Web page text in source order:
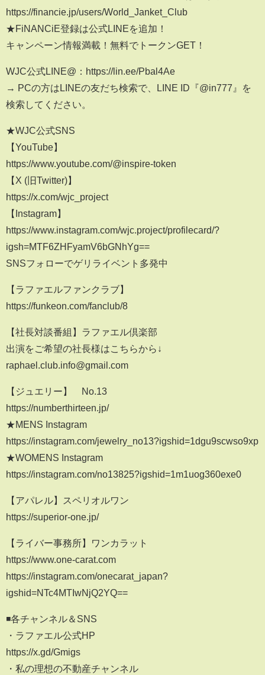
https://financie.jp/users/World_Janket_Club
★FiNANCiE登録は公式LINEを追加！
キャンペーン情報満載！無料でトークンGET！
WJC公式LINE@：https://lin.ee/Pbal4Ae
→ PCの方はLINEの友だち検索で、LINE ID『@in777』を
検索してください。
★WJC公式SNS
【YouTube】
https://www.youtube.com/@inspire-token
【X (旧Twitter)】
https://x.com/wjc_project
【Instagram】
https://www.instagram.com/wjc.project/profilecard/?
igsh=MTF6ZHFyamV6bGNhYg==
SNSフォローでゲリライベント多発中
【ラファエルファンクラブ】
https://funkeon.com/fanclub/8
【社長対談番組】ラファエル倶楽部
出演をご希望の社長様はこちらから↓
raphael.club.info@gmail.com
【ジュエリー】 No.13
https://numberthirteen.jp/
★MENS Instagram
https://instagram.com/jewelry_no13?igshid=1dgu9scwso9xp
★WOMENS Instagram
https://instagram.com/no13825?igshid=1m1uog360exe0
【アパレル】スペリオルワン
https://superior-one.jp/
【ライバー事務所】ワンカラット
https://www.one-carat.com
https://instagram.com/onecarat_japan?
igshid=NTc4MTIwNjQ2YQ==
◾️各チャンネル＆SNS
・ラファエル公式HP
https://x.gd/Gmigs
・私の理想の不動産チャンネル